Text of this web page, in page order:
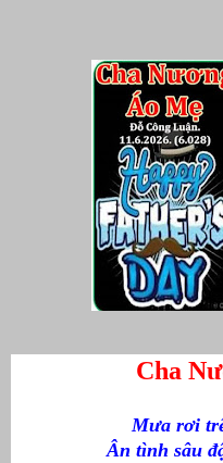
Cha
Mưa rơi
Ân tình sâu